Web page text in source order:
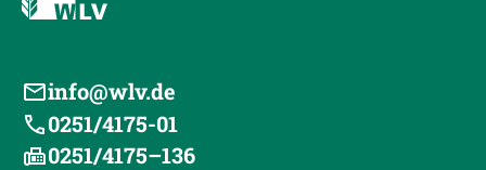
info@wlv.de
0251/4175-01
0251/4175–136